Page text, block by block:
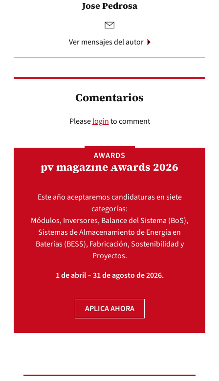
Jose Pedrosa
Ver mensajes del autor
Comentarios
Pleaseloginto comment
AWARDS
pv magazine Awards 2026
Este año aceptaremos candidaturas en siete
categorías:
Módulos, Inversores, Balance del Sistema (BoS),
Sistemas de Almacenamiento de Energía en
Baterías (BESS), Fabricación, Sostenibilidad y
Proyectos.
1 de abril – 31 de agosto de 2026.
APLICA AHORA